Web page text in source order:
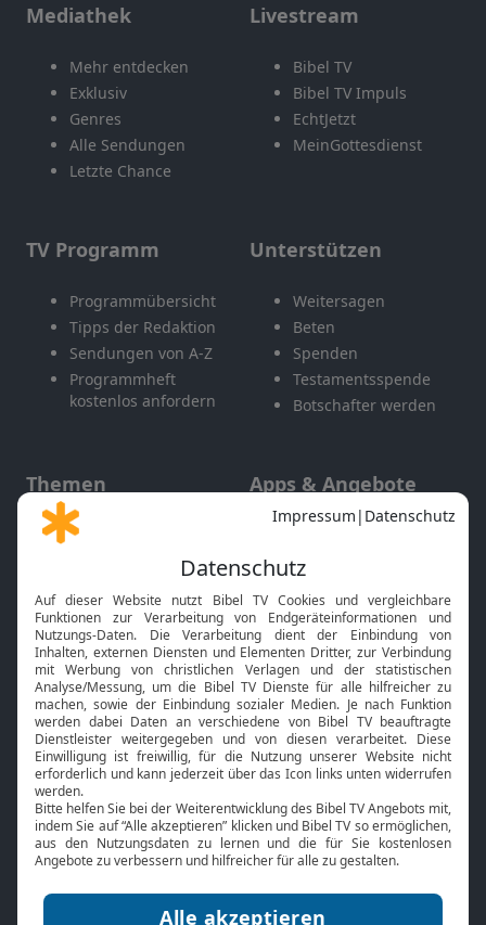
Mediathek
Mehr entdecken
Exklusiv
Genres
Alle Sendungen
Letzte Chance
Livestream
Bibel TV
Bibel TV Impuls
EchtJetzt
MeinGottesdienst
TV Programm
Programmübersicht
Tipps der Redaktion
Sendungen von A-Z
Programmheft
kostenlos anfordern
Unterstützen
Weitersagen
Beten
Spenden
Testamentsspende
Botschafter werden
Themen
Gott und Bibel erklärt
Neuigkeiten
Apps & Angebote
Mobile App
Smart TV
HbbTV
Bibelthek Online-Bibel
Nächster Gottesdienst
Bibel TV
Über uns
Jobs
Mediadaten
Service
Kontakt
TV-Empfang